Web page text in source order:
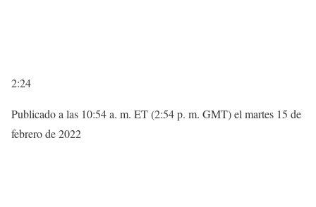
2:24
Publicado a las 10:54 a. m. ET (2:54 p. m. GMT) el martes 15 de
febrero de 2022